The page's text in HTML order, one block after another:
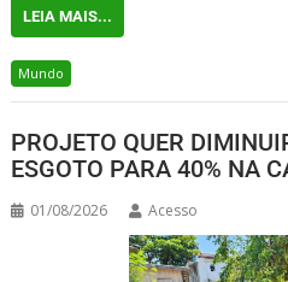
LEIA MAIS...
Mundo
PROJETO QUER
ESGOTO PARA 40% NA
01/08/2026 Acesso